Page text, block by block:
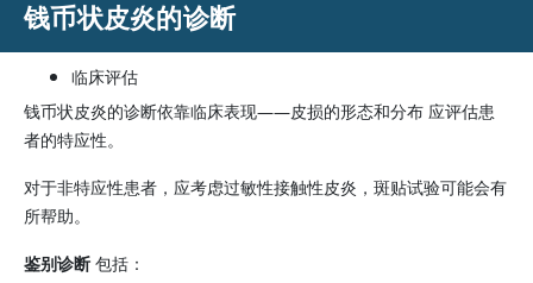
钱币状皮炎的诊断
临床评估
钱币状皮炎的诊断依靠临床表现——皮损的形态和分布 应评估患
者的特应性。
对于非特应性患者，应考虑过敏性接触性皮炎，斑贴试验可能会有
所帮助。
鉴别诊断 包括：